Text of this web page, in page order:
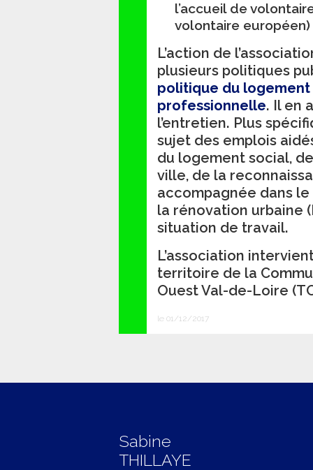
l’accueil de
volontaire
L’action de
plusieurs politiques
politique du logement
professionnelle. Il en
l’entretien. Plus
sujet des emplois
du logement social,
ville, de la
accompagnée dans
la rénovation urbaine
situation de travail.
L’association
territoire de la
Ouest Val-de-Loire
le 01/12/2017
Sabine
THILLAYE